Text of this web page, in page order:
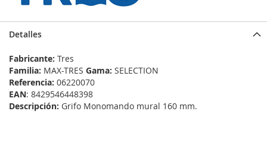
Detalles
Fabricante: Tres
Familia: MAX-TRES Gama: SELECTION
Referencia: 06220070
EAN: 8429546448398
Descripción: Grifo Monomando mural 160 mm.